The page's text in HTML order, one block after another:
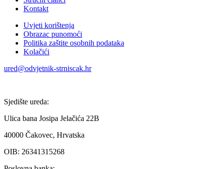
Kontakt
Uvjeti korištenja
Obrazac punomoći
Politika zaštite osobnih podataka
Kolačići
ured@odvjetnik-strniscak.hr
Sjedište ureda:
Ulica bana Josipa Jelačića 22B
40000 Čakovec, Hrvatska
OIB: 26341315268